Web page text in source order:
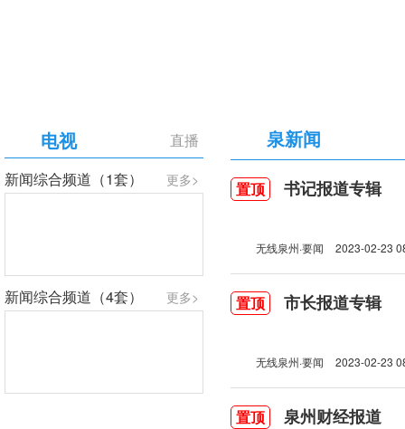
直播
电视
更多>
新闻综合频道（1套）
更多>
新闻综合频道（4套）
泉新闻
置顶 书记报道专辑
无线泉州·要闻 2023-02-23
置顶 市长报道专辑
无线泉州·要闻 2023-02-23
置顶 泉州财经报道